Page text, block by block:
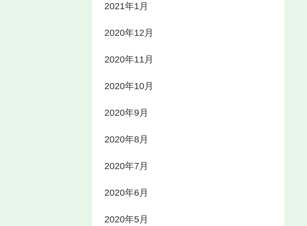
2021年1月
2020年12月
2020年11月
2020年10月
2020年9月
2020年8月
2020年7月
2020年6月
2020年5月